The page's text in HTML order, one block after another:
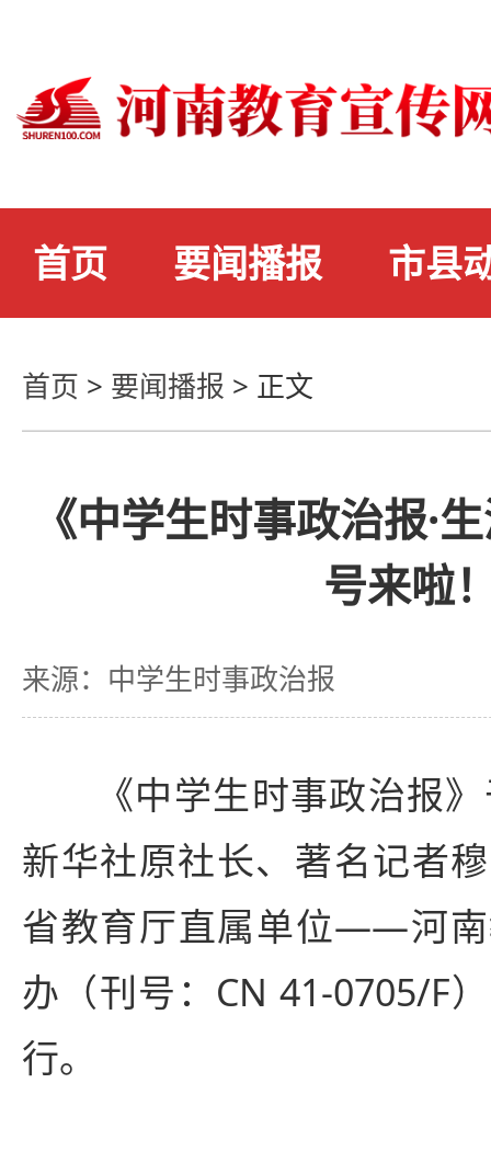
首页 要闻播报 市县
首页 > 要闻播报 > 正文
《中学生时事政治报·
号来啦
来源：中学生时事政治报
《中学生时事政治报
新华社原社长、著名记者
省教育厅直属单位——河
办（刊号：CN 41-0705/F
行。